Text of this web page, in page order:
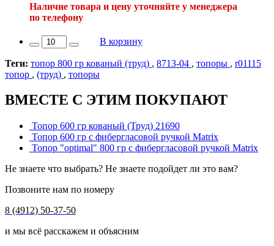
Наличие товара и цену уточняйте у менеджера
по телефону
В корзину
Теги: топор 800 гр кованый (труд) , 8713-04 , топоры , r01115
топор , (труд) , топоры
ВМЕСТЕ С ЭТИМ ПОКУПАЮТ
Топор 600 гр кованый (Труд) 21690
Топор 600 гр с фибергласовой ручкой Matrix
Топор "optimal" 800 гр с фибергласовой ручкой Matrix
Не знаете что выбрать? Не знаете подойдет ли это вам?
Позвоните нам по номеру
8 (4912) 50-37-50
и мы всё расскажем и объясним